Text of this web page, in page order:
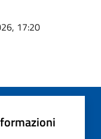
17:20